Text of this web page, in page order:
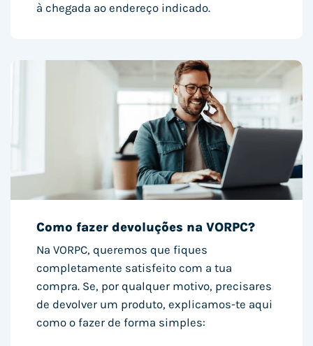
à chegada ao endereço indicado.
Como fazer devoluções na VORPC?
Na VORPC, queremos que fiques
completamente satisfeito com a tua
compra. Se, por qualquer motivo, precisares
de devolver um produto, explicamos-te aqui
como o fazer de forma simples: